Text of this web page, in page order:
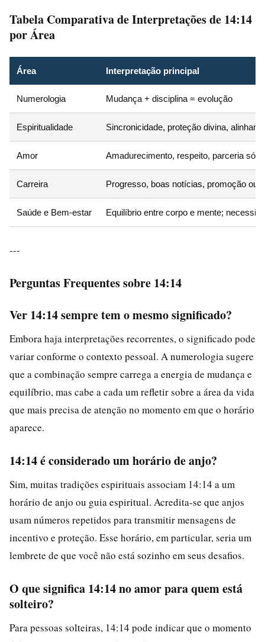
Tabela Comparativa de Interpretações de 14:14
por Área
Área Interpretação principal
Numerologia Mudança + disciplina = evolução
Espiritualidade Sincronicidade, proteção divina,
Amor Amadurecimento, respeito, parceria
Carreira Progresso, boas notícias, promoção ou
Saúde e Bem-estar Equilíbrio entre corpo e mente;
---
Perguntas Frequentes sobre 14:14
Ver 14:14 sempre tem o mesmo significado?
Embora haja interpretações recorrentes, o significado pode
variar conforme o contexto pessoal. A numerologia sugere
que a combinação sempre carrega a energia de mudança e
equilíbrio, mas cabe a cada um refletir sobre a área da vida
que mais precisa de atenção no momento em que o horário
aparece.
14:14 é considerado um horário de anjo?
Sim, muitas tradições espirituais associam 14:14 a um
horário de anjo ou guia espiritual. Acredita-se que anjos
usam números repetidos para transmitir mensagens de
incentivo e proteção. Esse horário, em particular, seria um
lembrete de que você não está sozinho em seus desafios.
O que significa 14:14 no amor para quem está
solteiro?
Para pessoas solteiras, 14:14 pode indicar que o momento